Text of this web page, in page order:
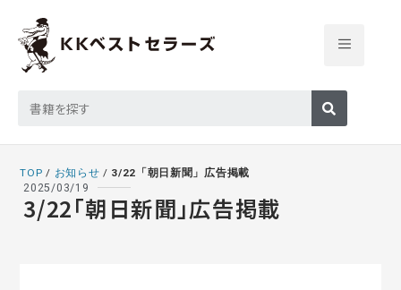
TOP / お知らせ / 3/22「朝日新聞」広告掲載
2025/03/19
3/22「朝日新聞」広告掲載